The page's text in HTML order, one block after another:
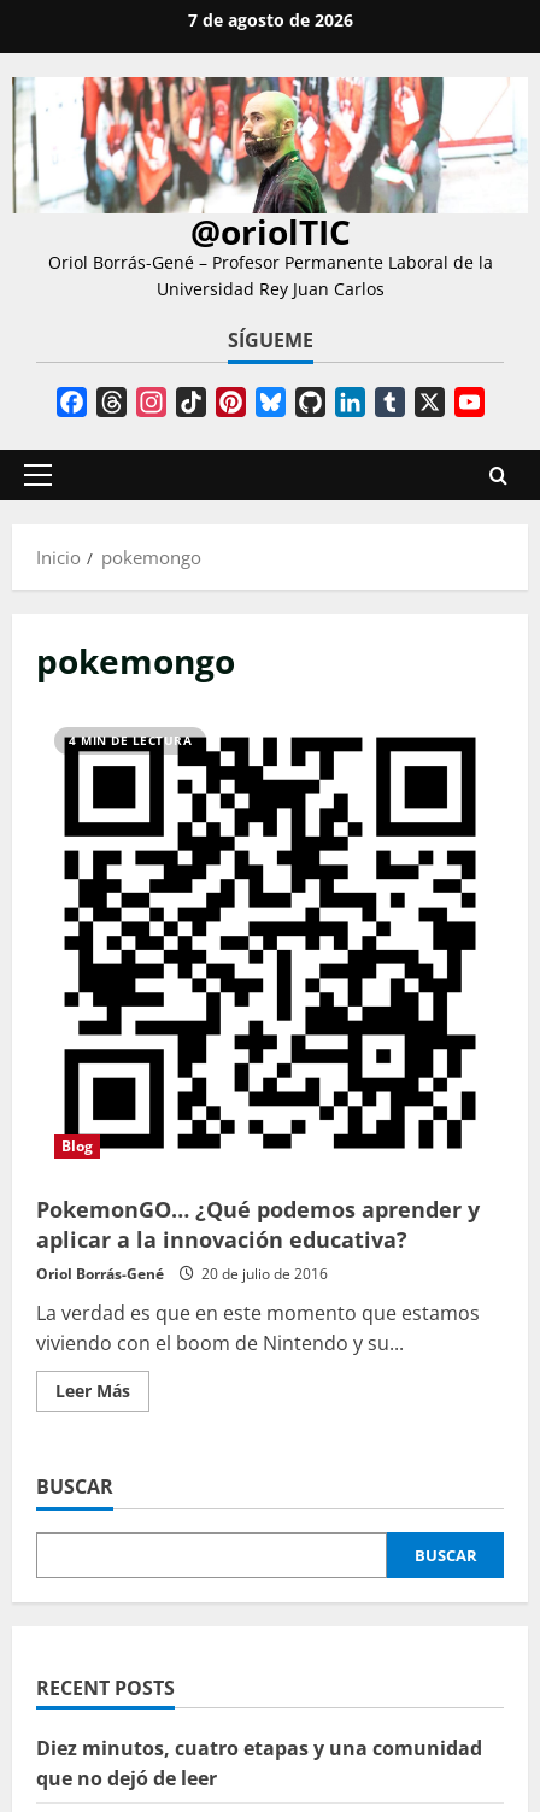
contenido
7 de agosto de 2026
@oriolTIC
Oriol Borrás-Gené – Profesor Permanente Laboral de la
Universidad Rey Juan Carlos
SÍGUEME
FacebookThreadsInstagram
TikTokPinterestBlueskyGitHubLinkedInTumblr
Menú
Inicio
pokemongo
pokemongo
4 MIN DE LECTURA
Blog
PokemonGO… ¿Qué podemos aprender y
aplicar a la innovación educativa?
Oriol Borrás-Gené 20 de julio de 2016
La verdad es que en este momento que estamos
viviendo con el boom de Nintendo y su...
Leer MásLeer
más
aprender
la
educativa?
BUSCAR
BUSCAR
RECENT POSTS
Diez minutos, cuatro etapas y una comunidad
que no dejó de leer